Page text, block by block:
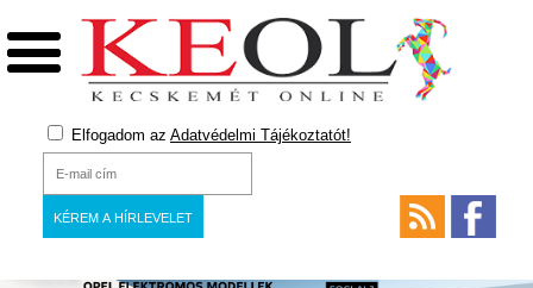
Elfogadom az Adatvédelmi Tájékoztatót!